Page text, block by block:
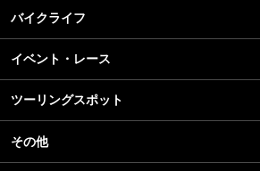
New Model Show
モデル情報
カスタマイズパーツ
テクノロジー
名車・旧車
ビジネス
バイクライフ
アプリ
ライディングギア
ツーリング
アウトドア
イベント・レース
モータースポーツ
イベント
スクール・レッスン
ツーリングスポット
その他